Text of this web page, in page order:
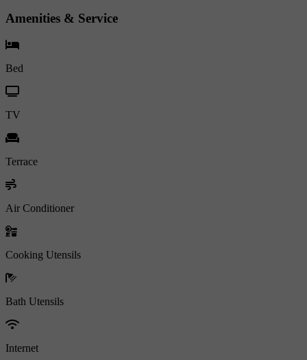
Amenities & Service
Bed
TV
Terrace
Air Conditioner
Cooking Utensils
Bath Utensils
Internet